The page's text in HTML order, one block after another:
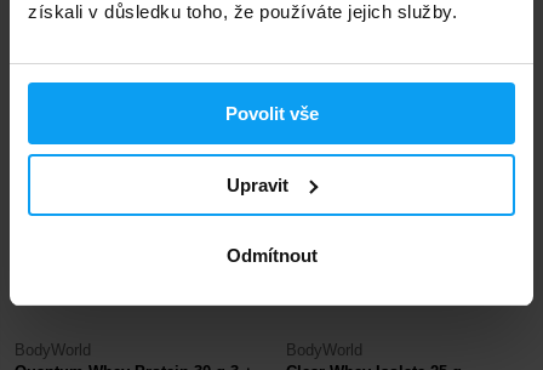
získali v důsledku toho, že používáte jejich služby.
Povolit vše
Upravit
Odmítnout
BodyWorld
BodyWorld